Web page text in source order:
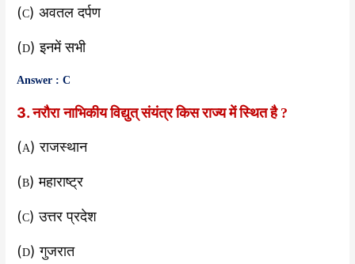
(C) अवतल दर्पण
(D) इनमें सभी
Answer : C
3. नरौरा नाभिकीय विद्युत् संयंत्र किस राज्य में स्थित है ?
(A) राजस्थान
(B) महाराष्ट्र
(C) उत्तर प्रदेश
(D) गुजरात